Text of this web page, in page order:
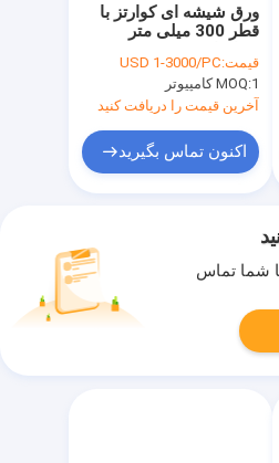
ورق شیشه ای کوارتز با
قطر 300 میلی متر
قیمت:USD 1-3000/PC
MOQ:1 کامپیوتر
آخرین قیمت را دریافت کنید
اکنون تماس بگیرید
شما تماس